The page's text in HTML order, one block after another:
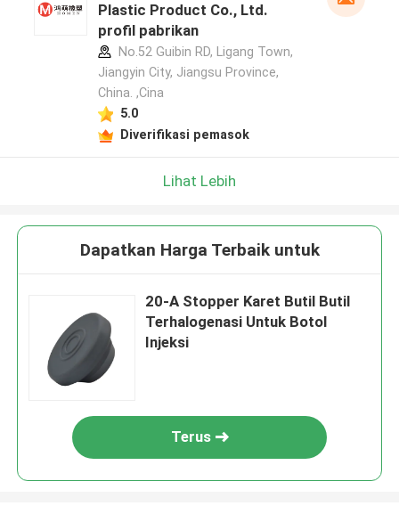
Plastic Product Co., Ltd.
profil pabrikan
No.52 Guibin RD, Ligang Town,
Jiangyin City, Jiangsu Province,
China. ,Cina
5.0
Diverifikasi pemasok
Lihat Lebih
Dapatkan Harga Terbaik untuk
20-A Stopper Karet Butil Butil
Terhalogenasi Untuk Botol
Injeksi
Terus